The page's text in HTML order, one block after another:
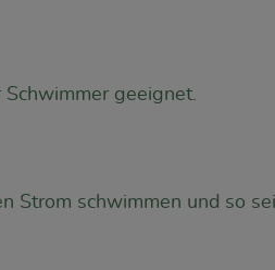
geeignet.
Strom schwimmen und so